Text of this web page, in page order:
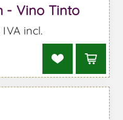
- Vino Tinto
incl.